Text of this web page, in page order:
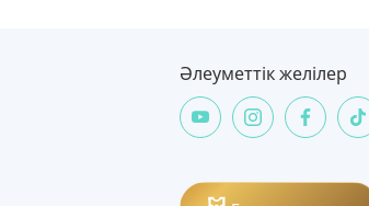
Әлеуметтік желілер